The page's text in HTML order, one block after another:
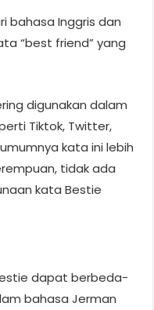
bahasa Inggris dan
“best friend” yang
digunakan dalam
Tiktok, Twitter,
kata ini lebih
tidak ada
kata Bestie
dapat berbeda-
bahasa Jerman